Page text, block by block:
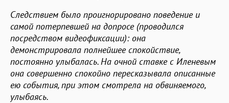
Следствием было проигнорировано поведение и
самой потерпевшей на допросе (проводился
посредством видеофиксации): она
демонстрировала полнейшее спокойствие,
постоянно улыбалась. На очной ставке с Иленевым
она совершенно спокойно пересказывала описанные
ею события, при этом смотрела на обвиняемого,
улыбаясь.